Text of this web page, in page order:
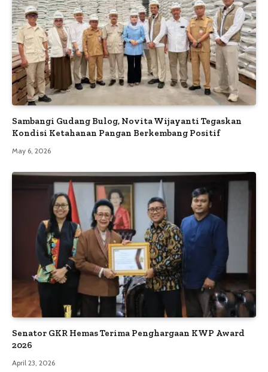
Sambangi Gudang Bulog, Novita Wijayanti Tegaskan
Kondisi Ketahanan Pangan Berkembang Positif
May 6, 2026
Senator GKR Hemas Terima Penghargaan KWP Award
2026
April 23, 2026